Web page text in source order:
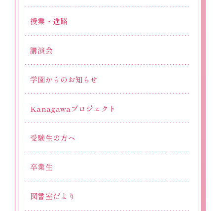
授業・進路
講演会
学園からのお知らせ
Kanagawaプロジェクト
受験生の方へ
卒業生
図書室だより